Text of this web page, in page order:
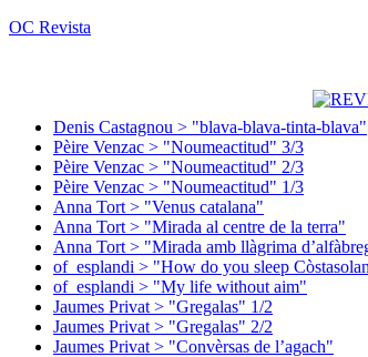
OC Revista
Denis Castagnou > "blava-blava-tinta-blava"
Pèire Venzac > "Noumeactitud" 3/3
Pèire Venzac > "Noumeactitud" 2/3
Pèire Venzac > "Noumeactitud" 1/3
Anna Tort > "Venus catalana"
Anna Tort > "Mirada al centre de la terra"
Anna Tort > "Mirada amb llàgrima
of_esplandi > "How do you sleep
of_esplandi > "My life without aim"
Jaumes Privat > "Gregalas" 1/2
Jaumes Privat > "Gregalas" 2/2
Jaumes Privat > "Convèrsas de l’agach"